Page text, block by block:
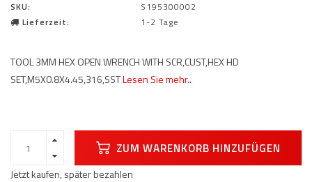
SKU:
S195300002
Lieferzeit:
1-2 Tage
TOOL 3MM HEX OPEN WRENCH WITH SCR,CUST,HEX HD
SET,M5X0.8X4.45,316,SSTLesen Sie mehr..
ZUM WARENKORB HINZUFÜGEN
Jetzt kaufen, später bezahlen